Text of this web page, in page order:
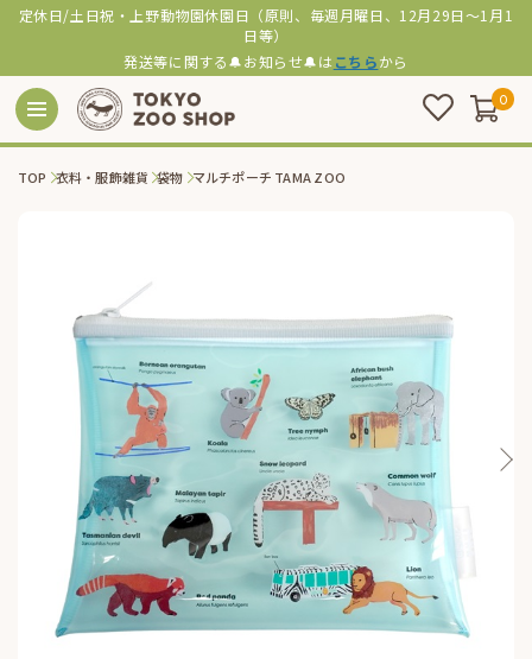
定休日/土日祝・上野動物園休園日（原則、毎週月曜日、12月29日～1月1
日等）
発送等に関する🔔お知らせ🔔は こちらから
0
TOP 衣料・服飾雑貨 袋物 マルチポーチ TAMA ZOO